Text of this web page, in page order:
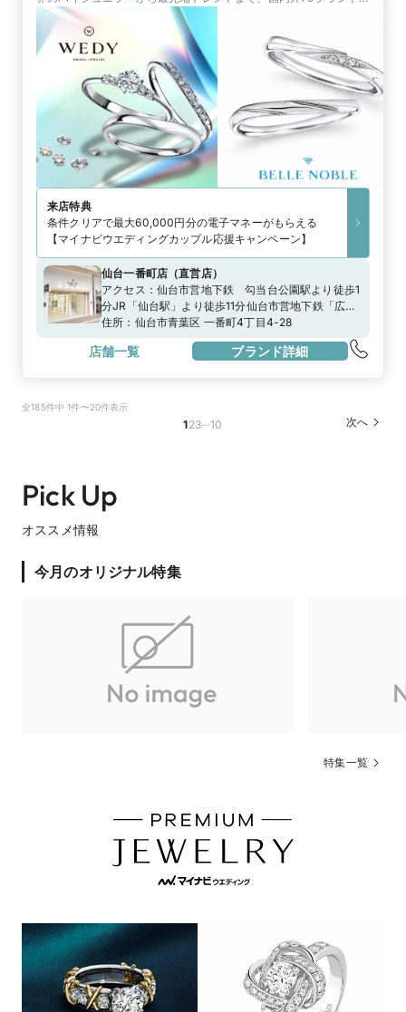
以上のラインナップが揃う。結婚が決まったら、世界のリングを探
す旅へと出かけよう
来店特典
条件クリアで最大60,000円分の電子マネーがもらえる
【マイナビウエディングカップル応援キャンペーン】
仙台一番町店 （直営店）
アクセス： 仙台市営地下鉄 勾当台公園駅より徒歩1
分JR「仙台駅」より徒歩11分仙台市営地下鉄「広瀬
通駅」より徒歩7分
住所： 仙台市青葉区 一番町4丁目4-28
店舗一覧 ブランド詳細
全185件中 1件〜20件表示
123…10 次へ
Pick Up
オススメ情報
今月のオリジナル特集
特集一覧